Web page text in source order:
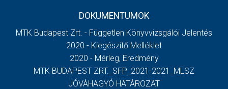
DOKUMENTUMOK
MTK Budapest Zrt. - Független Könyvvizsgálói Jelentés
2020 - Kiegészítő Melléklet
2020 - Mérleg, Eredmény
MTK BUDAPEST ZRT._SFP_2021-2021_MLSZ
JÓVÁHAGYÓ HATÁROZAT